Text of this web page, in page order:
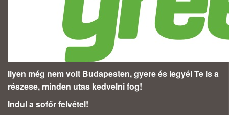
Ilyen még nem volt Budapesten, gyere és legyél Te is a
részese, minden utas kedvelni fog!
Indul a sofőr felvétel!